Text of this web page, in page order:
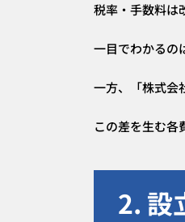
税率・手数料は
一目でわかるの
一方、「株式会
この差を生む各
2. 設